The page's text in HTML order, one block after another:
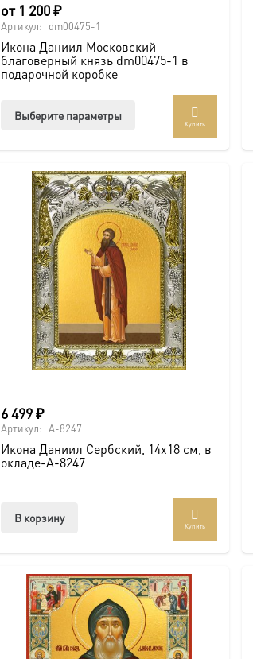
от 1 200₽
Артикул: dm00475-1
Икона Даниил Московский
благоверный князь dm00475-1 в
подарочной коробке
Выберите параметры
вариаций.
Опции
можно
выбрать
на
странице
товара.
Купить
6 499₽
Артикул: A-8247
Икона Даниил Сербский, 14х18 см, в
окладе-A-8247
В корзину
Купить